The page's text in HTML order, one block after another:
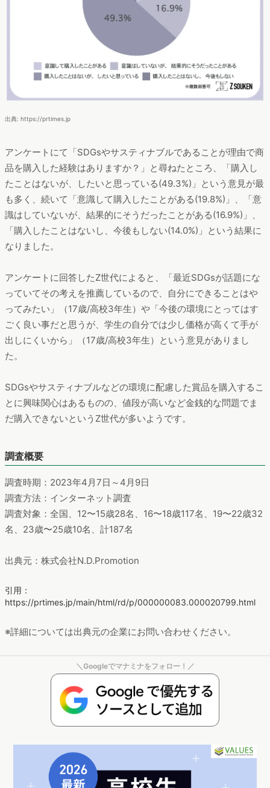
出典: https://prtimes.jp
アンケートにて「SDGsやサスティナブルであることが理由で商
品を購入した経験はありますか？」と尋ねたところ、「購入し
たことはないが、したいと思っている(49.3%)」という意見が最
も多く、続いて「意識して購入したことがある(19.8%)」、「意
識はしていないが、結果的にそうだったことがある(16.9%)」、
「購入したことはないし、今後もしない(14.0%)」という結果に
なりました。
アンケートに回答したZ世代によると、「最近SDGsが話題にな
っていてその考えを推薦しているので、自分にできることはや
ってみたい」（17歳/高校3年生）や「今後の環境にとってはす
ごく良い事だと思うが、学生の自分では少し価格が高くて手が
出しにくいから」（17歳/高校3年生）という意見がありまし
た。
SDGsやサスティナブルなどの環境に配慮した賞品を購入するこ
とに興味関心はあるものの、値段が高いなど金銭的な問題でま
だ購入できないというZ世代が多いようです。
調査概要
調査時期：2023年4月7日～4月9日
調査方法：インターネット調査
調査対象：全国、12〜15歳28名、16〜18歳117名、19〜22歳32
名、23歳〜25歳10名、計187名
出典元：株式会社N.D.Promotion
引用：
https://prtimes.jp/main/html/rd/p/000000083.000020799.html
※詳細については出典元の企業にお問い合わせください。
＼Googleでマナミナをフォロー！／